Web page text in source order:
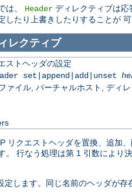
は、 Header ディレクティブは
したり上書きしたりすることが 可
レクティブ
ストヘッダの設定
set|append|add|unset
ァイル, バーチャルホスト, ディ
リクエストヘッダを置換、追加
。 行なう処理は第 1 引数により
定します。同じ名前のヘッダが存